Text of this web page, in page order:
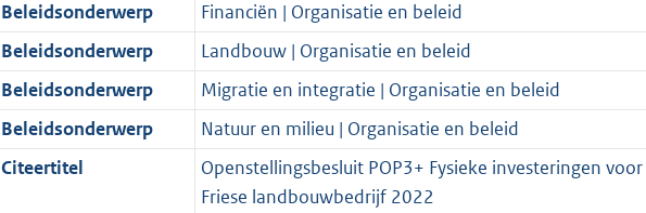
i
e
i
n
f
o
2
6
6
K
b
t
i
e
i
n
f
:
5
1
K
b
a
t
i
e
i
n
e
:
3
K
b
c
a
t
i
e
i
t
e
:
1
9
K
d
s
g
r
o
o
t
n
d
s
g
o
o
Beleidsonderwerp
Financiën | Organisatie en beleid
Beleidsonderwerp
Landbouw | Organisatie en beleid
Beleidsonderwerp
Migratie en integratie | Organisatie en beleid
Beleidsonderwerp
Natuur en milieu | Organisatie en beleid
Citeertitel
Openstellingsbesluit POP3+ Fysieke investeringen
Friese landbouwbedrijf 2022